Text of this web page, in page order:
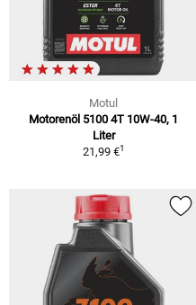
Motul
Motorenöl 5100 4T 10W-40, 1
Liter
21,99 €1